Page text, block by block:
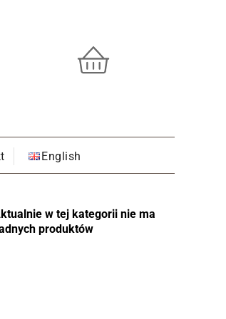
English
w tej kategorii nie ma
produktów